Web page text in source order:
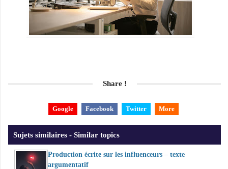
Share !
Google Facebook Twitter More
Sujets similaires - Similar topics
Production écrite sur les influenceurs – texte
argumentatif